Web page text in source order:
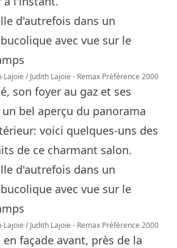
Lajoie / Judith Lajoie - Remax Préférence 2000
son foyer au gaz et ses
bel aperçu du panorama
voici quelques-uns des
de ce charmant salon.
Lajoie / Judith Lajoie - Remax Préférence 2000
façade avant, près de la